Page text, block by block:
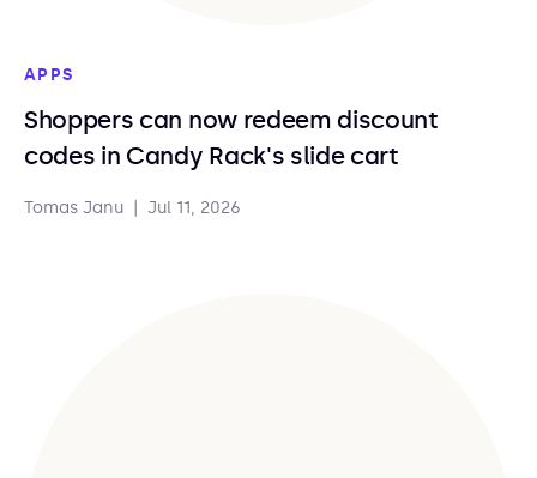
APPS
Shoppers can now redeem discount
codes in Candy Rack's slide cart
Tomas Janu Jul 11, 2026